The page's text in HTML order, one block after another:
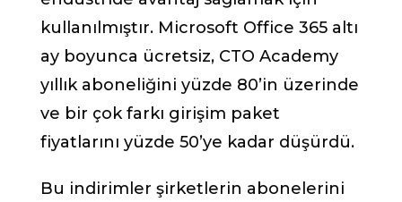
kullanılmıştır. Microsoft Office 365 altı
ay boyunca ücretsiz, CTO Academy
yıllık aboneliğini yüzde 80’in üzerinde
ve bir çok farkı girişim paket
fiyatlarını yüzde 50’ye kadar düşürdü.
Bu indirimler şirketlerin abonelerini